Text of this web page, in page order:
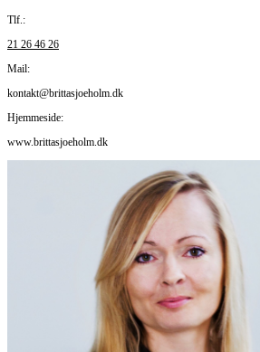
Tlf.:
21 26 46 26
Mail:
kontakt@brittasjoeholm.dk
Hjemmeside:
www.brittasjoeholm.dk